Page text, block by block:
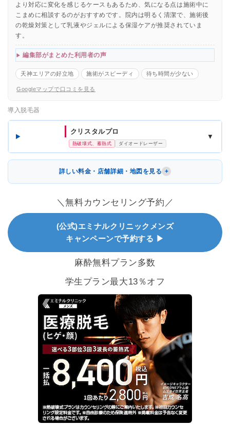
より対応に変化を感じるケースもあるため、気になる点は施術中に
こまめに相談するのがおすすめです。院内は明るく清潔で、施術後
の乾燥対策として乳液やジェルによる保湿ケアが推奨されていま
す。
編集部がまとめた利用者の声
天神エリアの好立地 施術がスピーディ 待ち時間が少ない
Googleマップで口コミを見る
導入脱毛器
クリスタルプロ
熱破壊式、蓄熱式 ダイオードレーザー
▼
詳しい料金・店舗詳細・地図を見る
＼無料カウンセリング予約／
(公式)エミナルクリニックメンズ
キャンペーンで予約する ▶
麻酔無料プラン多数
学生プラン最大13％オフ